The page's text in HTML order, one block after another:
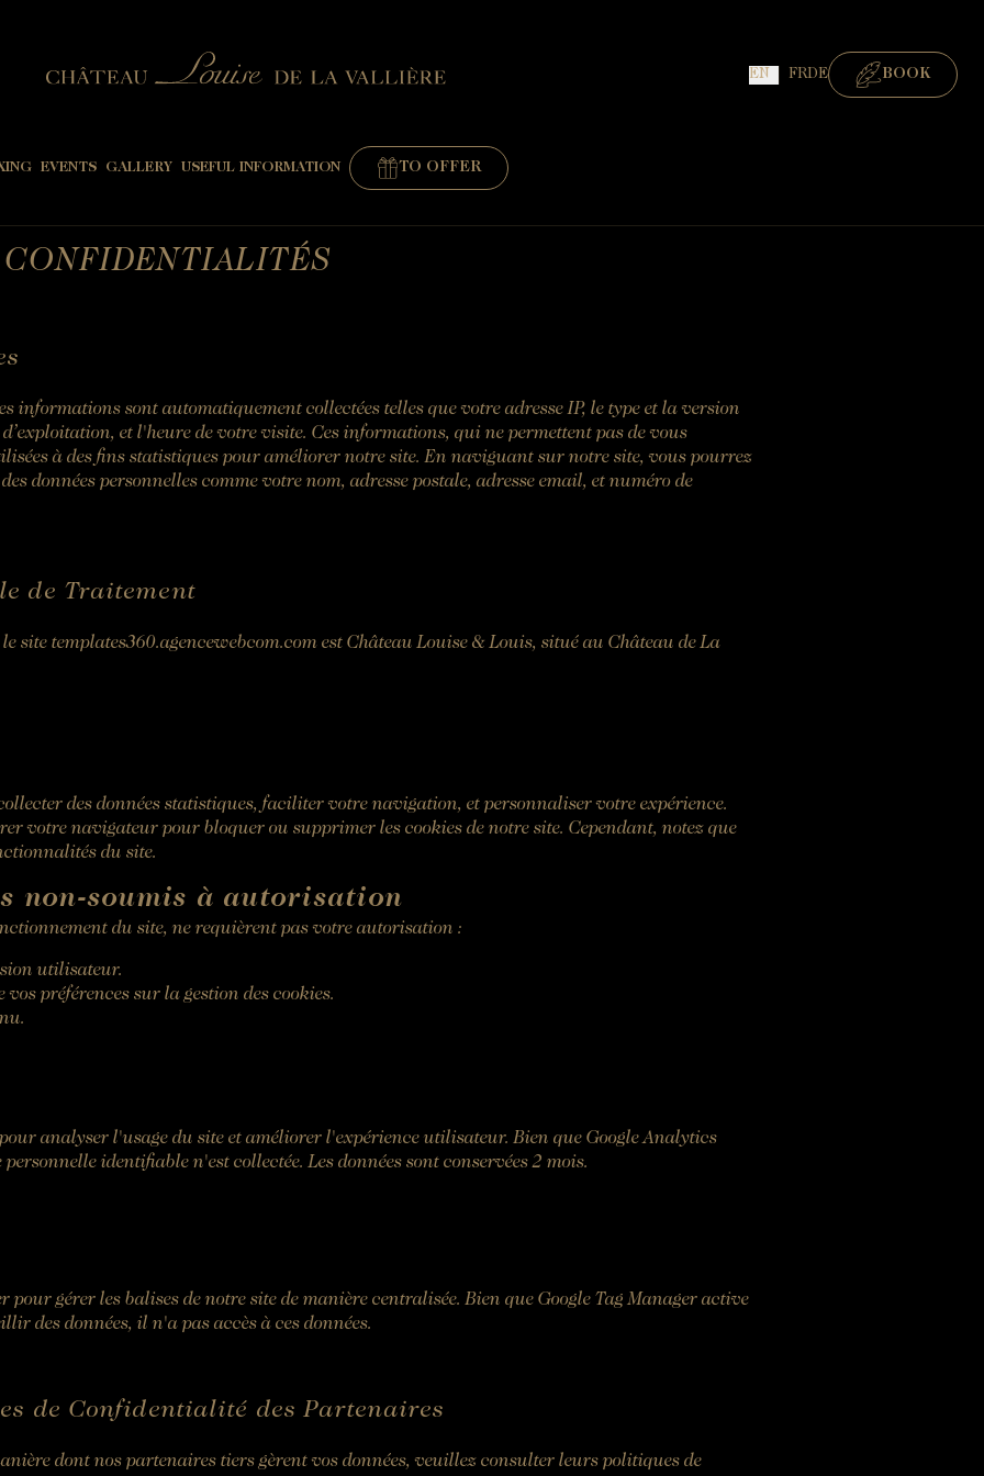
EN FRDE BOOK
EVENTS GALLERY USEFUL INFORMATION TO OFFER
Rooms
Bistronomic Restaurant
For "on demand" dates,
Tel: +33 2 42 06 02 00
butler@chateaulouise.com
informations sont automatiquement collectées telles que votre adresse IP, le type et la version
et l'heure de votre visite. Ces informations, qui ne permettent pas de vous
à des fins statistiques pour améliorer notre site. En naviguant sur notre site, vous pourrez
données personnelles comme votre nom, adresse postale, adresse email, et numéro de
de Traitement
site templates360.agencewebcom.com est Château Louise & Louis, situé au Château de La
des données statistiques, faciliter votre navigation, et personnaliser votre expérience.
votre navigateur pour bloquer ou supprimer les cookies de notre site. Cependant, notez que
du site.
non-soumis à autorisation
du site, ne requièrent pas votre autorisation :
utilisateur.
vos préférences sur la gestion des cookies.
analyser l'usage du site et améliorer l'expérience utilisateur. Bien que Google Analytics
identifiable n'est collectée. Les données sont conservées 2 mois.
pour gérer les balises de notre site de manière centralisée. Bien que Google Tag Manager active
des données, il n'a pas accès à ces données.
de Confidentialité des Partenaires
dont nos partenaires tiers gèrent vos données, veuillez consulter leurs politiques de